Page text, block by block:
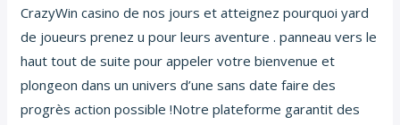
CrazyWin casino de nos jours et atteignez pourquoi yard
de joueurs prenez u pour leurs aventure . panneau vers le
haut tout de suite pour appeler votre bienvenue et
plongeon dans un univers d’une sans date faire des
progrès action possible !Notre plateforme garantit des